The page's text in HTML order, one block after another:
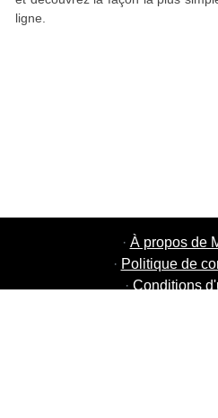
ligne.
· À propos de
· Politique de
· Conditions